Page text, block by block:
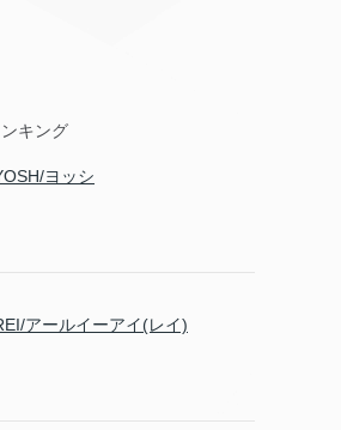
キング
ヨッシ
アールイーアイ(レイ)